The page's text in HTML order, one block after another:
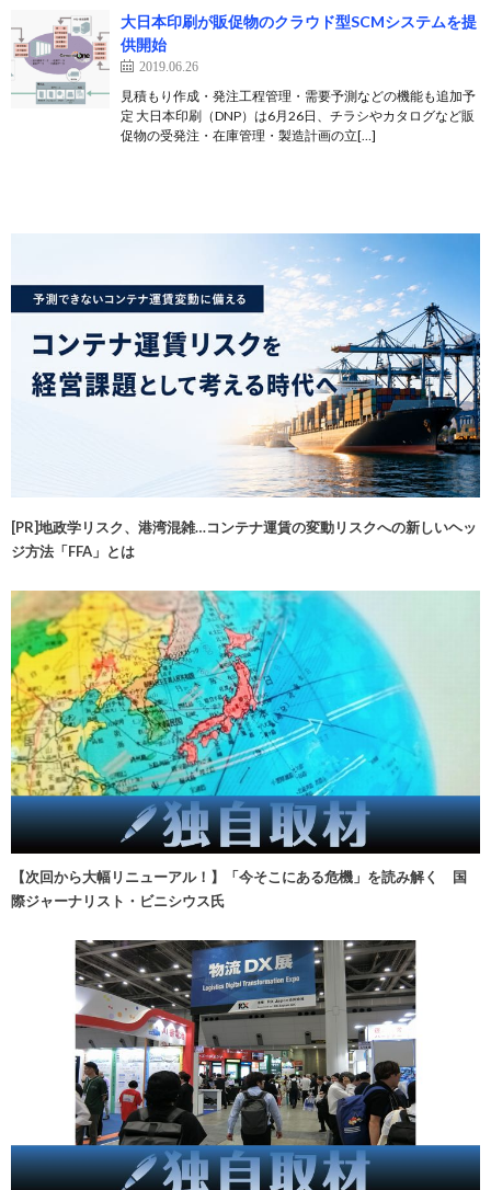
大日本印刷が販促物のクラウド型SCMシステムを提
供開始
2019.06.26
見積もり作成・発注工程管理・需要予測などの機能も追加予
定 大日本印刷（DNP）は6月26日、チラシやカタログなど販
促物の受発注・在庫管理・製造計画の立[…]
[PR]地政学リスク、港湾混雑…コンテナ運賃の変動リスクへの新しいヘッ
ジ方法「FFA」とは
【次回から大幅リニューアル！】「今そこにある危機」を読み解く 国
際ジャーナリスト・ビニシウス氏